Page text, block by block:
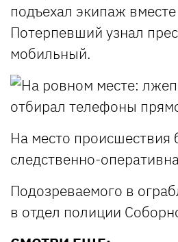
подъехал экипаж
Потерпевший узнал
мобильный.
На место происшествия
следственно-
Подозреваемого в
в отдел полиции